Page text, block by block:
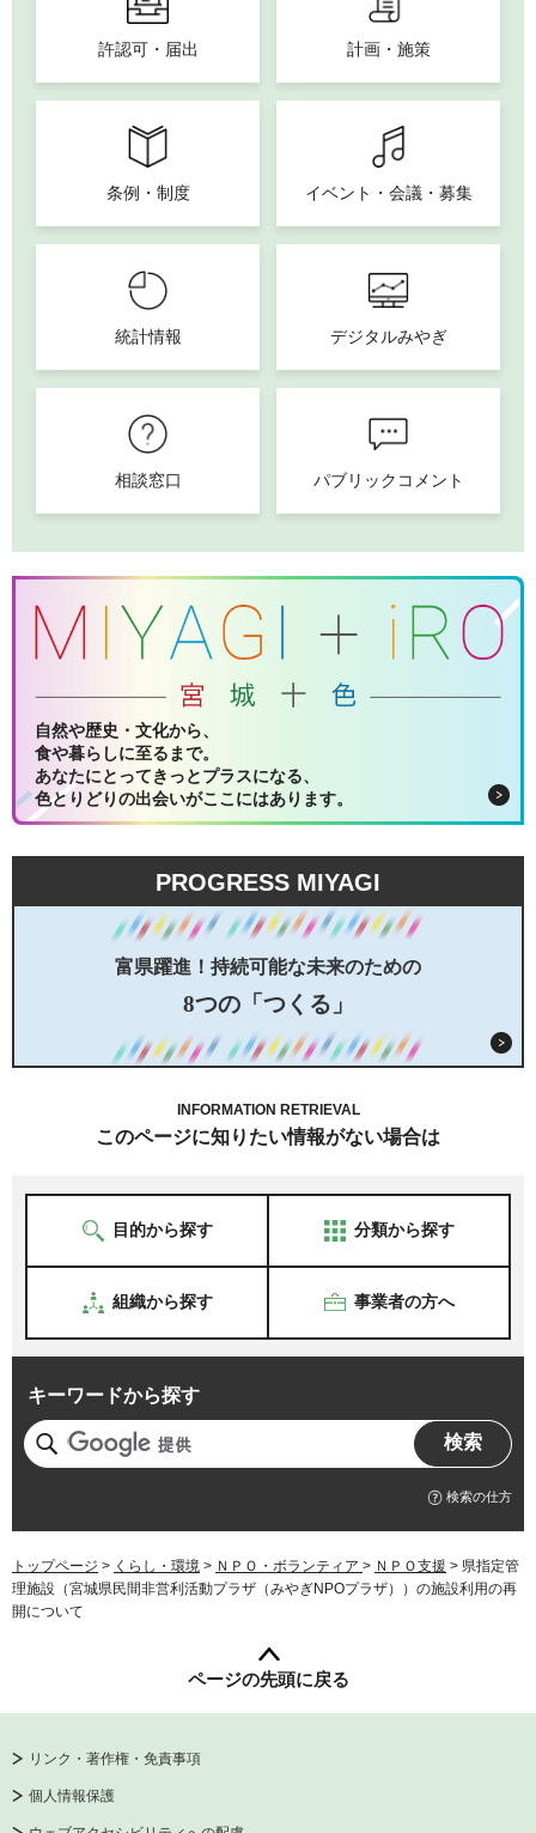
許認可・届出 計画・施策
条例・制度 イベント・会議・募集
統計情報 デジタルみやぎ
相談窓口 パブリックコメント
自然や歴史・文化から、
食や暮らしに至るまで。
あなたにとってきっとプラスになる、
色とりどりの出会いがここにはあります。
PROGRESS MIYAGI
富県躍進！持続可能な未来のための
8つの「つくる」
INFORMATION RETRIEVAL
このページに知りたい情報がない場合は
目的から探す 分類から探す
組織から探す 事業者の方へ
キーワードから探す
検索の仕方
トップページ > くらし・環境 > ＮＰＯ・ボランティア > ＮＰＯ支援 > 県指定管
理施設（宮城県民間非営利活動プラザ（みやぎNPOプラザ））の施設利用の再
開について
ページの先頭に戻る
リンク・著作権・免責事項
個人情報保護